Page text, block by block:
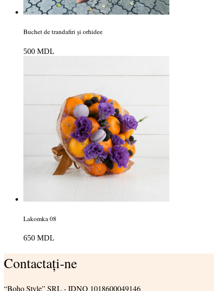
Buchet de trandafiri și orhidee
500 MDL
Lakomka 08
650 MDL
Contactați-ne
“Boho Style” SRL - IDNO 1018600049146